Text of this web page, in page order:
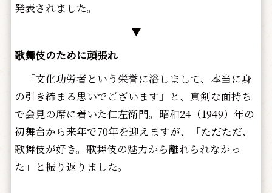
発表されました。
▼
歌舞伎のために頑張れ
「文化功労者という栄誉に浴しまして、本当に身
の引き締まる思いでございます」と、真剣な面持ち
で会見の席に着いた仁左衛門。昭和24（1949）年の
初舞台から来年で70年を迎えますが、「ただただ、
歌舞伎が好き。歌舞伎の魅力から離れられなかっ
た」と振り返りました。